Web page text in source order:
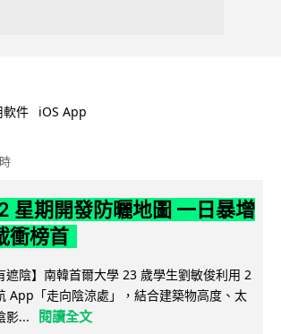
軟件 iOS App
星期開發防曬地圖 一日暴增
衝榜首
遮陰】南韓首爾大學 23 歲學生劉敏俊利用 2
App「走向陰涼處」，結合建築物高度、太
影...
閱讀全文